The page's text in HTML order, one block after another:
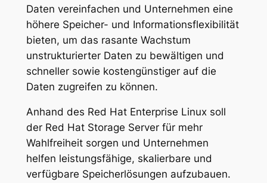
Daten vereinfachen und Unternehmen eine
höhere Speicher- und Informationsflexibilität
bieten, um das rasante Wachstum
unstrukturierter Daten zu bewältigen und
schneller sowie kostengünstiger auf die
Daten zugreifen zu können.
Anhand des Red Hat Enterprise Linux soll
der Red Hat Storage Server für mehr
Wahlfreiheit sorgen und Unternehmen
helfen leistungsfähige, skalierbare und
verfügbare Speicherlösungen aufzubauen.